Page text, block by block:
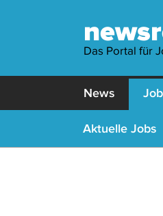
Das Portal für
News
Aktuelle Jobs